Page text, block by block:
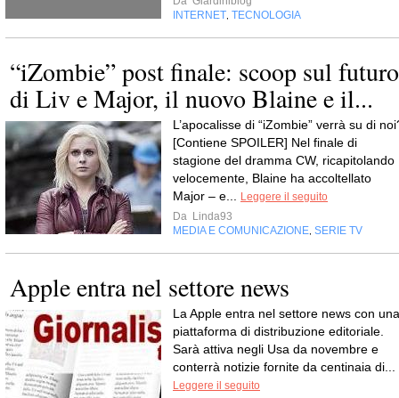
INTERNET TECNOLOGIA
“iZombie” post finale: scoop sul futuro
di Liv e Major, il nuovo Blaine e il...
L’apocalisse di “iZombie” verrà su di
[Contiene SPOILER] Nel finale di
stagione del dramma CW, ricapitolando
velocemente, Blaine ha accoltellato
Major – e...
Leggere il seguito
Da Linda93
MEDIA E COMUNICAZIONE SERIE TV
Apple entra nel settore news
La Apple entra nel settore news con una
piattaforma di distribuzione editoriale.
Sarà attiva negli Usa da novembre e
conterrà notizie fornite da centinaia di...
Leggere il seguito